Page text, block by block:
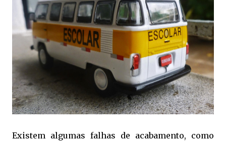
Existem algumas falhas de acabamento, como